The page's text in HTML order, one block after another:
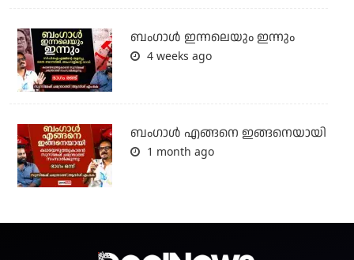
ബംഗാള്‍ ഇന്നലെയും ഇന്നും
4 weeks ago
ബം​ഗാൾ എങ്ങനെ ഇങ്ങനെയായി
1 month ago